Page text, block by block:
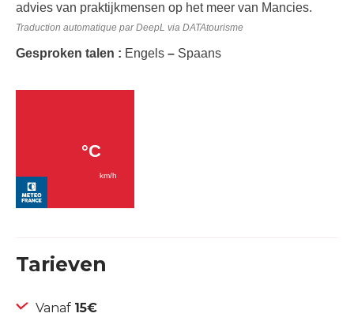
advies van praktijkmensen op het meer van Mancies.
Traduction automatique par DeepL via DATAtourisme
Gesproken talen : Engels – Spaans
Tarieven
Vanaf 15€